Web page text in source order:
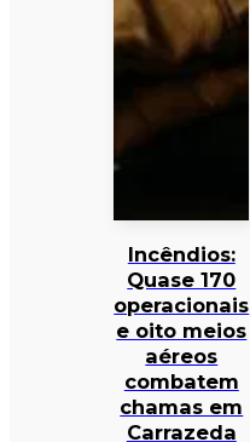
Incêndios:
Quase 170
operacionais
e oito meios
aéreos
combatem
chamas em
Carrazeda